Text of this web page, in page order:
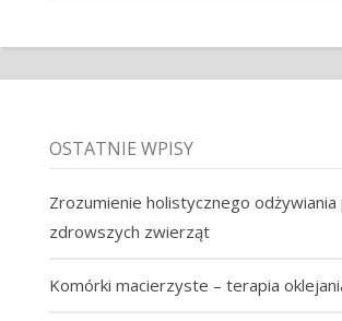
OSTATNIE WPISY
Zrozumienie holistycznego odżywiania
zdrowszych zwierząt
Komórki macierzyste – terapia